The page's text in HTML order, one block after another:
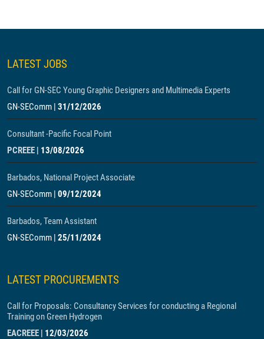
LATEST JOBS
Call for GN-SEC Young Graphic Designers and Multimedia Experts
GN-SEComm | 31/12/2026
Consultant -Pacific Focal Point
PCREEE | 13/08/2026
Barbados, National Project Associate
GN-SEComm | 09/12/2024
Barbados, Team Assistant
GN-SEComm | 25/11/2024
LATEST PROCUREMENTS
Call for Proposals: Consultancy Services for conducting a Regional
Training on Green Hydrogen
EACREEE | 12/03/2026